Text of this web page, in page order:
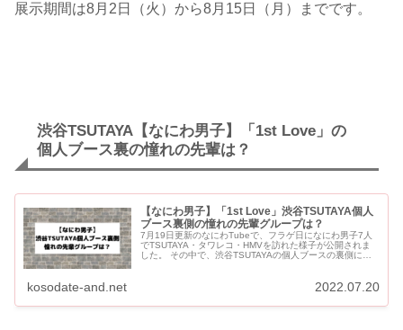
展示期間は8月2日（火）から8月15日（月）までです。
渋谷TSUTAYA【なにわ男子】「1st Love」の
個人ブース裏の憧れの先輩は？
【なにわ男子】「1st Love」渋谷TSUTAYA個人
ブース裏側の憧れの先輩グループは？
7月19日更新のなにわTubeで、フラゲ日になにわ男子7人
でTSUTAYA・タワレコ・HMVを訪れた様子が公開されま
した。 その中で、渋谷TSUTAYAの個人ブースの裏側にそ
kosodate-and.net 2022.07.20